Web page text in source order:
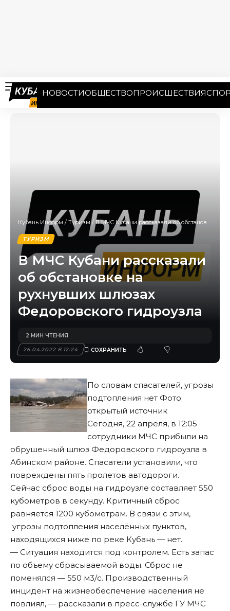
НОВОСТИОБЩЕСТВОПРОИСШЕСТВИЯ
Кубань Информ / Туризм/ В МЧС Кубани рассказали об обстановке на рухнувших шлюзах Федоровского гидроузла
ТУРИЗМ
В МЧС Кубани рассказали
об обстановке на
рухнувших шлюзах
Федоровского гидроузла
26.04.2022 В 12:24
2 МИН ЧТЕНИЯ
По словам спасателей, угрозы
подтопления нет Фото:
открытый источник
Сегодня, 22 апреля, в 12:05
сотрудники МЧС прибыли на
обрушенный шлюз Федоровского гидроузла в
Абинском районе. Спасатели установили, что
повреждены пять пролетов автодороги.
Сейчас сброс воды на гидроузле составляет 550
кубометров в секунду. Критичный сброс
равняется 1200 кубометрам. В связи с этим,
угрозы подтопления населённых пунктов,
находящихся ниже по реке Кубань — нет.
— Ситуация находится под контролем. Есть запас
по объему сбрасываемой воды. Сброс не
поменялся — 550 м3/с. Производственный
инцидент на жизнеобеспечение населения не
повлиял, — рассказали в пресс-службе ГУ МЧС